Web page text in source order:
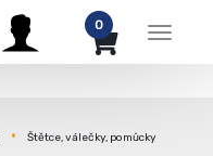
Menu
0
Štětce, válečky, pomůcky